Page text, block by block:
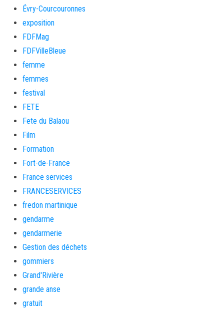
Évry-Courcouronnes
exposition
FDFMag
FDFVilleBleue
femme
femmes
festival
FETE
Fete du Balaou
Film
Formation
Fort-de-France
France services
FRANCESERVICES
fredon martinique
gendarme
gendarmerie
Gestion des déchets
gommiers
Grand'Rivière
grande anse
gratuit